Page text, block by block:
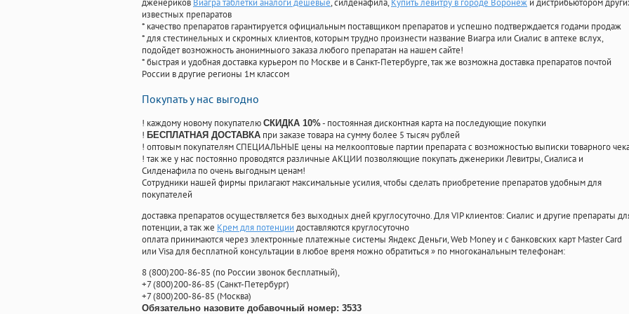
дженериков Виагра таблетки аналоги дешевые, силденафила, Купить левитру в городе Воронеж и дистрибьютором
известных препаратов
* качество препаратов гарантируется официальным поставщиком препаратов и успешно подтверждается годами продаж
* для стестинельных и скромных клиентов, которым трудно произнести название Виагра или Сиалис в аптеке вслух,
подойдет возможность анонимныого заказа любого препаратан на нашем сайте!
* быстрая и удобная доставка курьером по Москве и в Санкт-Петербурге, так же возможна доставка препаратов почтой
России в другие регионы 1м классом
Покупать у нас выгодно
! каждому новому покупателю СКИДКА 10%- постоянная дисконтная карта на последующие покупки
! БЕСПЛАТНАЯ ДОСТАВКА при заказе товара на сумму более 5 тысяч рублей
! оптовым покупателям СПЕЦИАЛЬНЫЕ цены на мелкооптовые партии препарата с возможностью выписки товарного
! так же у нас постоянно проводятся различные АКЦИИ позволяющие покупать дженерики Левитры, Сиалиса и
Силденафила по очень выгодным ценам!
Cотрудники нашей фирмы прилагают максимальные усилия, чтобы сделать приобретение препаратов удобным для
покупателей
доставка препаратов осуществляется без выходных дней круглосуточно. Для VIP клиентов: Сиалис и другие препараты
потенции, а так же Крем для потенции доставляются круглосуточно
оплата принимаются через электронные платежные системы Яндекс Деньги, Web Money и с банковских карт Master Card
или Visa для бесплатной консультации в любое время можно обратиться» по многоканальным телефонам:
8(800)200-86-85 (по России звонок бесплатный),
+7(800)200-86-85 (Санкт-Петербург)
+7(800)200-86-85 (Москва)
Обязательно назовите добавочный номер: 3533